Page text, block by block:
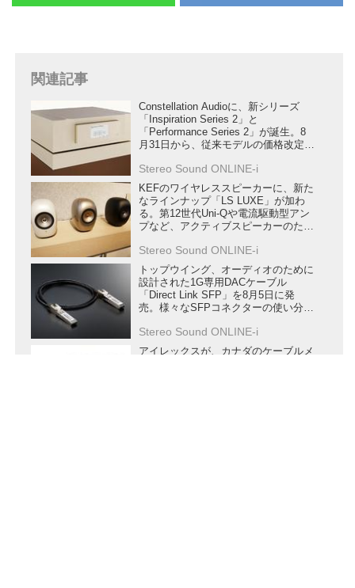
関連記事
Constellation Audioに、新シリーズ
「Inspiration Series 2」と
「Performance Series 2」が誕生。8
月31日から、従来モデルの価格改定も
Stereo Sound ONLINE-i
KEFのワイヤレススピーカーに、新た
なラインナップ「LS LUXE」が加わ
る。第12世代Uni-Qや電流駆動型アン
プなど、アクティブスピーカーのため
Stereo Sound ONLINE-i
トップウイング、オーディオのために
設計された1G専用DACケーブル
「Direct Link SFP」を8月5日に発
売。様々なSFPコネクターの使い分け
Stereo Sound ONLINE-i
アイレックスが、カナダのケーブルメ